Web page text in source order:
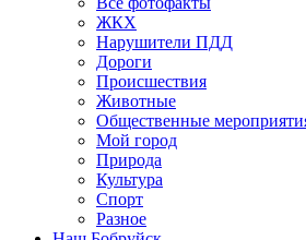
ЖКХ
Нарушители ПДД
Дороги
Происшествия
Животные
Общественные
Мой город
Природа
Культура
Спорт
Разное